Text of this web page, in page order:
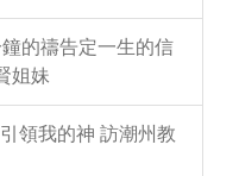
的禱告定一生的信
姐妹
領我的神 訪潮州教